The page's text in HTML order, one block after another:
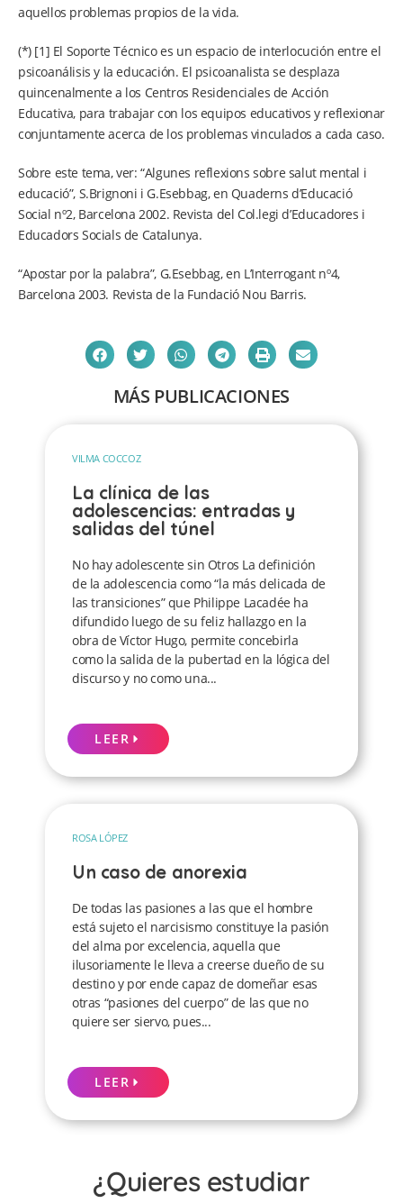
aquellos problemas propios de la vida.
(*) [1] El Soporte Técnico es un espacio de interlocución entre el
psicoanálisis y la educación. El psicoanalista se desplaza
quincenalmente a los Centros Residenciales de Acción
Educativa, para trabajar con los equipos educativos y reflexionar
conjuntamente acerca de los problemas vinculados a cada caso.
Sobre este tema, ver: “Algunes reflexions sobre salut mental i
educació”, S.Brignoni i G.Esebbag, en Quaderns d’Educació
Social nº2, Barcelona 2002. Revista del Col.legi d’Educadores i
Educadors Socials de Catalunya.
“Apostar por la palabra”, G.Esebbag, en L’Interrogant nº4,
Barcelona 2003. Revista de la Fundació Nou Barris.
MÁS PUBLICACIONES
VILMA COCCOZ
La clínica de las
adolescencias: entradas y
salidas del túnel
No hay adolescente sin Otros La definición
de la adolescencia como “la más delicada de
las transiciones” que Philippe Lacadée ha
difundido luego de su feliz hallazgo en la
obra de Víctor Hugo, permite concebirla
como la salida de la pubertad en la lógica del
discurso y no como una...
LEER
ROSA LÓPEZ
Un caso de anorexia
De todas las pasiones a las que el hombre
está sujeto el narcisismo constituye la pasión
del alma por excelencia, aquella que
ilusoriamente le lleva a creerse dueño de su
destino y por ende capaz de domeñar esas
otras “pasiones del cuerpo” de las que no
quiere ser siervo, pues...
LEER
¿Quieres estudiar